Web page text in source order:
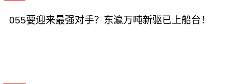
055要迎来最强对手？东瀛万吨新驱已上船台！